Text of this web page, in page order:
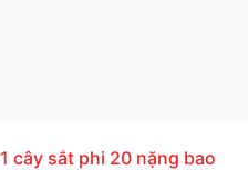
1 cây sắt phi 20 nặng bao